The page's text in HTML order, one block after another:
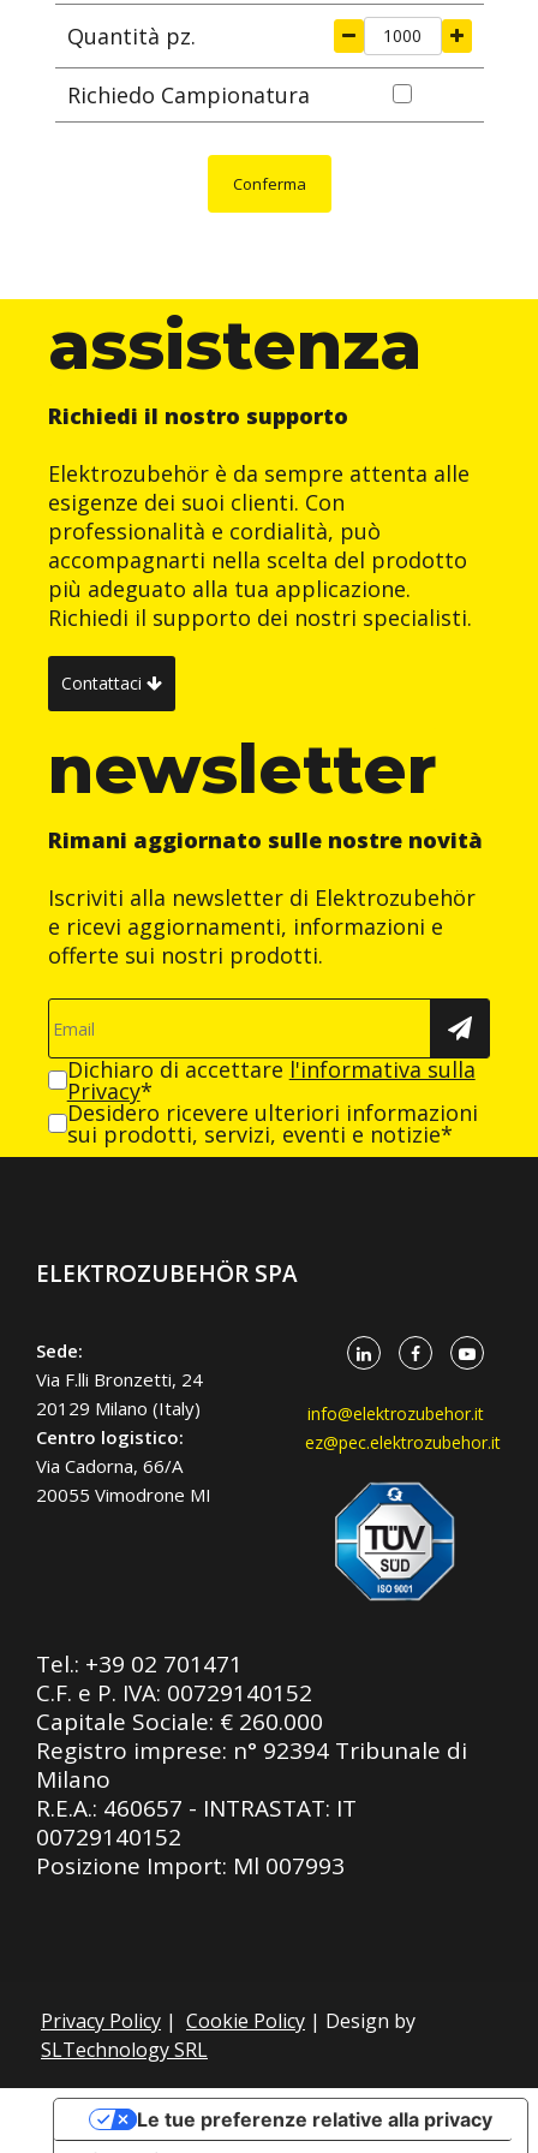
Quantità pz.
Richiedo Campionatura
Conferma
assistenza
Richiedi il nostro supporto
Elektrozubehör è da sempre attenta alle
esigenze dei suoi clienti. Con
professionalità e cordialità, può
accompagnarti nella scelta del prodotto
più adeguato alla tua applicazione.
Richiedi il supporto dei nostri specialisti.
Contattaci
newsletter
Rimani aggiornato sulle nostre novità
Iscriviti alla newsletter di Elektrozubehör
e ricevi aggiornamenti, informazioni e
offerte sui nostri prodotti.
Dichiaro di accettare l'informativa sulla
Privacy*
Desidero ricevere ulteriori informazioni
sui prodotti, servizi, eventi e notizie*
ELEKTROZUBEHÖR SPA
Sede:
Via F.lli Bronzetti, 24
20129 Milano (Italy)
Centro logistico:
Via Cadorna, 66/A
20055 Vimodrone MI
info@elektrozubehor.it
ez@pec.elektrozubehor.it
Tel.: +39 02 701471
C.F. e P. IVA: 00729140152
Capitale Sociale: € 260.000
Registro imprese: n° 92394 Tribunale di
Milano
R.E.A.: 460657 - INTRASTAT: IT
00729140152
Posizione Import: Ml 007993
Privacy Policy | Cookie Policy | Design by
SLTechnology SRL
Le tue preferenze relative alla privacy